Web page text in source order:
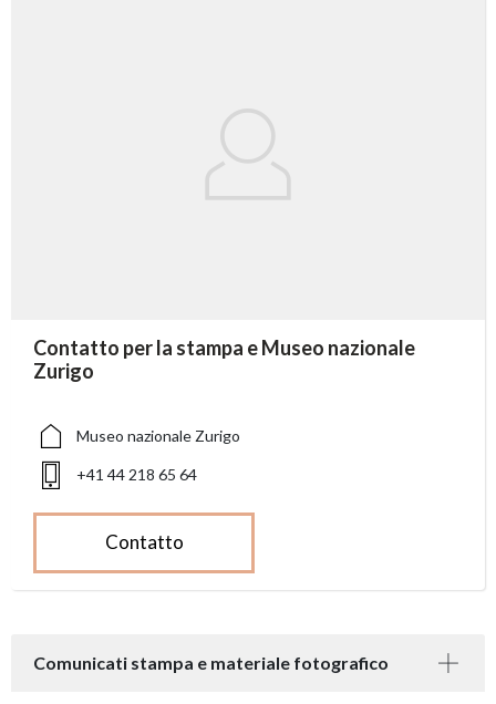
accessibility.sr-only.person_card_info
Contatto per la stampa e Museo nazionale
Zurigo
accessibility.sr-only.museum
Museo nazionale Zurigo
accessibility.sr-only.phone
+41 44 218 65 64
Contatto
Comunicati stampa e materiale fotografico